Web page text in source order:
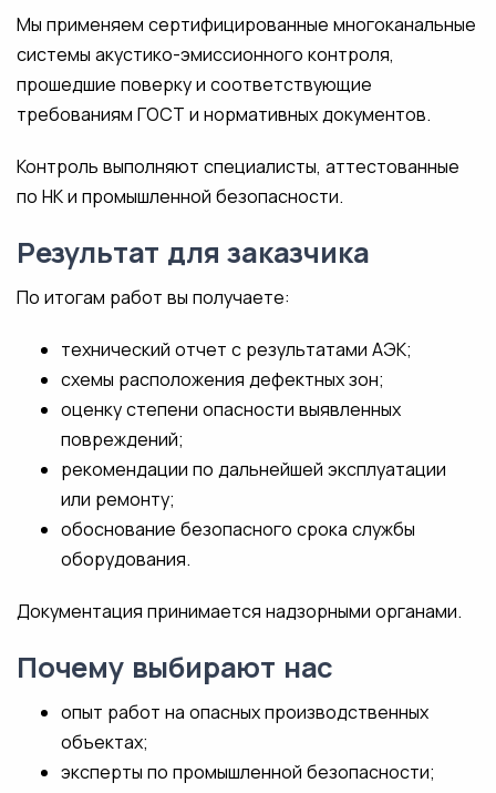
Мы применяем сертифицированные многоканальные
системы акустико-эмиссионного контроля,
прошедшие поверку и соответствующие
требованиям ГОСТ и нормативных документов.
Контроль выполняют специалисты, аттестованные
по НК и промышленной безопасности.
Результат для заказчика
По итогам работ вы получаете:
технический отчет с результатами АЭК;
схемы расположения дефектных зон;
оценку степени опасности выявленных
повреждений;
рекомендации по дальнейшей эксплуатации
или ремонту;
обоснование безопасного срока службы
оборудования.
Документация принимается надзорными органами.
Почему выбирают нас
опыт работ на опасных производственных
объектах;
эксперты по промышленной безопасности;